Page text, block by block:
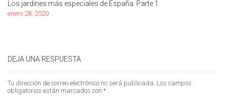
Los jardines más especiales de España. Parte 1.
enero 28, 2020
DEJA UNA RESPUESTA
Tu dirección de correo electrónico no será publicada. Los campos
obligatorios están marcados con *